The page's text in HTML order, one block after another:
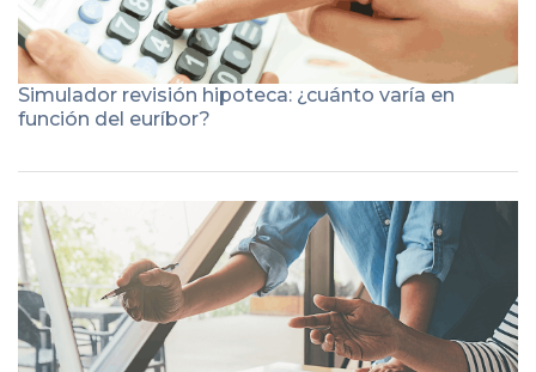
Simulador revisión hipoteca: ¿cuánto varía en
función del euríbor?